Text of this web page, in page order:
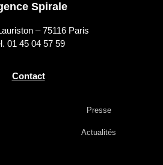
Spirale
– 75116 Paris
01 45 04 57 59
Contact
Presse
Actualités